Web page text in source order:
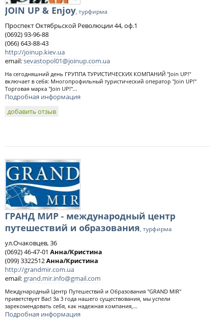
JOIN UP & Enjoy, турфирма
Проспект Октябрьской Революции 44, оф.1
(0692) 93-96-88
(066) 643-88-43
http://joinup.kiev.ua
email:sevastopol01@joinup.com.ua
На сегодняшний день ГРУППА ТУРИСТИЧЕСКИХ КОМПАНИЙ "Join UP!"
включает в себя: Многопрофильный туристический оператор "Join UP!"
Торговая марка "Join UP!"...
Подробная информация
добавить отзыв
ГРАНД МИР - международный центр
путешествий и образования, турфирма
ул.Очаковцев, 36
(0692) 46-47-01 Анна/Кристина
(099) 3322512Анна/Кристина
http://grandmir.com.ua
email: grand.mir.info@gmail.com
Международный Центр Путешествий и Образования "GRAND MIR"
приветствует Вас! За 3 года нашего существования, мы успели
зарекомендовать себя, как надежная компания,...
Подробная информация